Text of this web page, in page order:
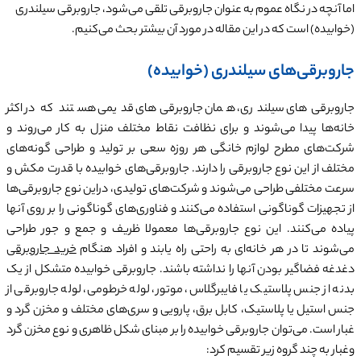
اما آنچه در نگاه عموم به عنوان جاروبرقی تلقی می‌شود، جاروبرقی سیلندری
(خوابیده) است که در این مقاله در مورد آن بیشتر بحث می‌کنیم.
جاروبرقی‌های سیلندری (خوابیده)
جاروبرقی‌های سیلندری، همان جاروبرقی‌های قدیمی هستند که در اکثر
خانه‌ها پیدا می‌شوند و برای نظافت نقاط مختلف منزل به کار می‌روند و
شرکت‌های مطرح لوازم خانگی هر روزه سعی بر تولید و طراحی گونه‌های
مختلف از این نوع جاروبرقی را دارند. جاروبرقی‌های خوابیده با قدرت مکش و
سرعت مختلفی طراحی می‌شوند و شرکت‌های تولیدی، دراین نوع جاروبرقی‌ها
از تجهیزات گوناگونی استفاده می‌کنند و فناوری‌های گوناگونی را بر روی آنها
پیاده می‌کنند. این نوع جاروبرقی‌ها معمولا ظریف و جمع و جور طراحی
می‌شوند تا در هر خانه‌ای به راحتی راه یابند و افراد هنگامخرید جاروبرقی
دغدغه فضاگیر بودن آنها را نداشته باشند. جاروبرقی خوابیده متشکل از یک
بدنه از جنس پلاستیک یا فایبرگلاس، موتور، لوله خرطومی، لوله جاروبرقی از
جنس استیل یا پلاستیک، کابل برق، پارویی و سری‌های مختلف و مخزن گرد و
غبار است. می‌توان جاروبرقی خوابیده را بر مبنای شکل ظاهری و نوع مخزن گرد
وغبار به چند گروه زیر تقسیم کرد: